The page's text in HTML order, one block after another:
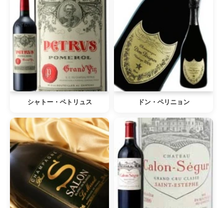
シャトー・ペトリュス ドン・ペリニョン